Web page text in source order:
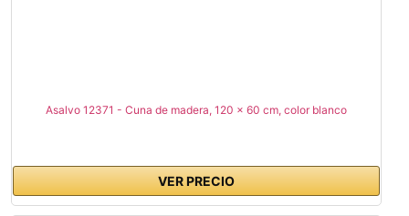
Asalvo 12371 - Cuna de madera, 120 x 60 cm, color blanco
VER PRECIO